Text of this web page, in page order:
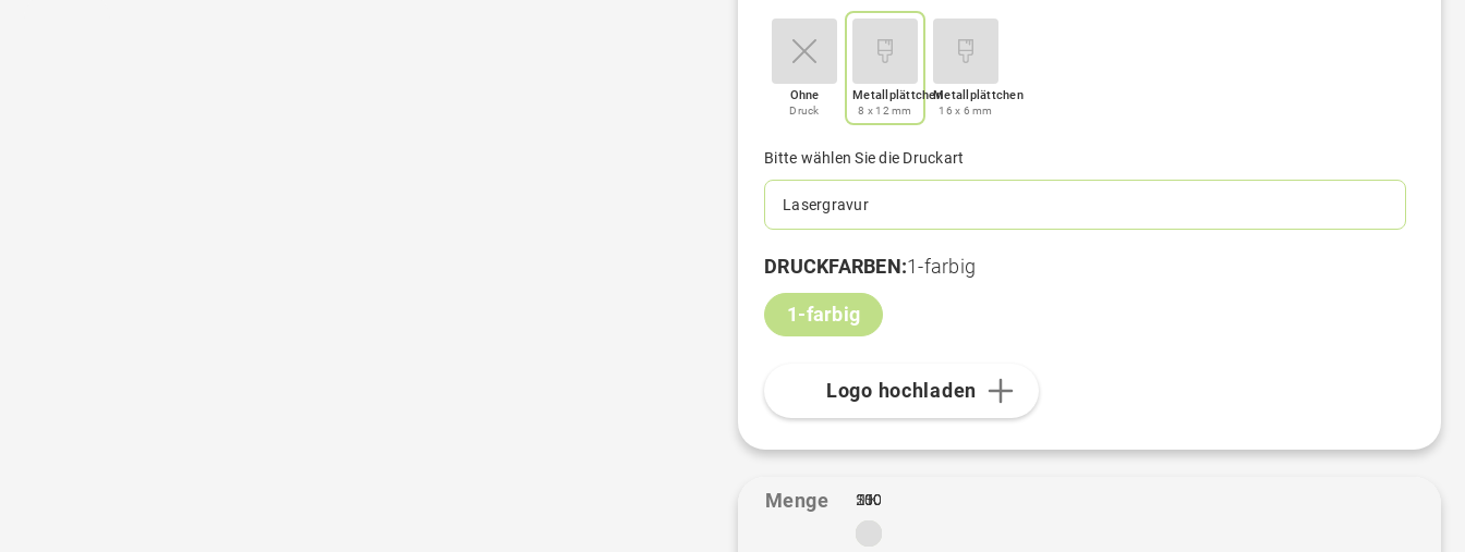
Ohne
Druck
Metallplättchen
8 x 12 mm
Metallplättchen
16 x 6 mm
Bitte wählen Sie die Druckart
Lasergravur
DRUCKFARBEN:1-farbig
1-farbig
Logo hochladen
Menge 1
100
250
500
1K